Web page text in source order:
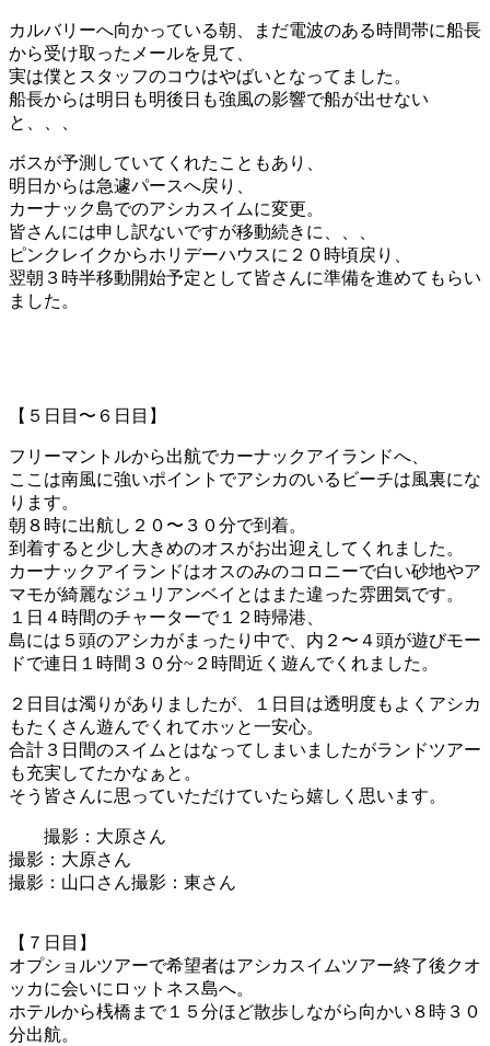
カルバリーへ向かっている朝、まだ電波のある時間帯に船長
から受け取ったメールを見て、
実は僕とスタッフのコウはやばいとなってました。
船長からは明日も明後日も強風の影響で船が出せない
と、、、
ボスが予測していてくれたこともあり、
明日からは急遽パースへ戻り、
カーナック島でのアシカスイムに変更。
皆さんには申し訳ないですが移動続きに、、、
ピンクレイクからホリデーハウスに２０時頃戻り、
翌朝３時半移動開始予定として皆さんに準備を進めてもらい
ました。
【５日目〜６日目】
フリーマントルから出航でカーナックアイランドへ、
ここは南風に強いポイントでアシカのいるビーチは風裏にな
ります。
朝８時に出航し２０〜３０分で到着。
到着すると少し大きめのオスがお出迎えしてくれました。
カーナックアイランドはオスのみのコロニーで白い砂地やア
マモが綺麗なジュリアンベイとはまた違った雰囲気です。
１日４時間のチャーターで１２時帰港、
島には５頭のアシカがまったり中で、内２〜４頭が遊びモー
ドで連日１時間３０分~２時間近く遊んでくれました。
２日目は濁りがありましたが、１日目は透明度もよくアシカ
もたくさん遊んでくれてホッと一安心。
合計３日間のスイムとはなってしまいましたがランドツアー
も充実してたかなぁと。
そう皆さんに思っていただけていたら嬉しく思います。
撮影：大原さん
撮影：大原さん
撮影：山口さん撮影：東さん
【７日目】
オプショルツアーで希望者はアシカスイムツアー終了後クオ
ッカに会いにロットネス島へ。
ホテルから桟橋まで１５分ほど散歩しながら向かい８時３０
分出航。